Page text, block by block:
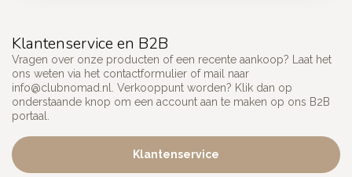
Klantenservice en B2B
Vragen over onze producten of een recente aankoop? Laat het
ons weten via het contactformulier of mail naar
info@clubnomad.nl
. Verkooppunt worden? Klik dan op
onderstaande knop om een account aan te maken op ons B2B
portaal.
Klantenservice